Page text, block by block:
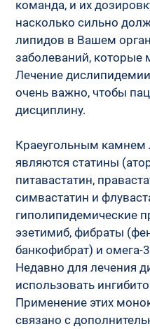
команда, и их
насколько сильно
липидов в Вашем
заболеваний, которые
Лечение
очень важно, чтобы
дисциплину.
Краеугольным камнем
являются статины
питавастатин,
симвастатин и
гиполипидемические
эзетимиб, фибраты
банкофибрат) и
Недавно для лечения
использовать
Применение этих
связано с